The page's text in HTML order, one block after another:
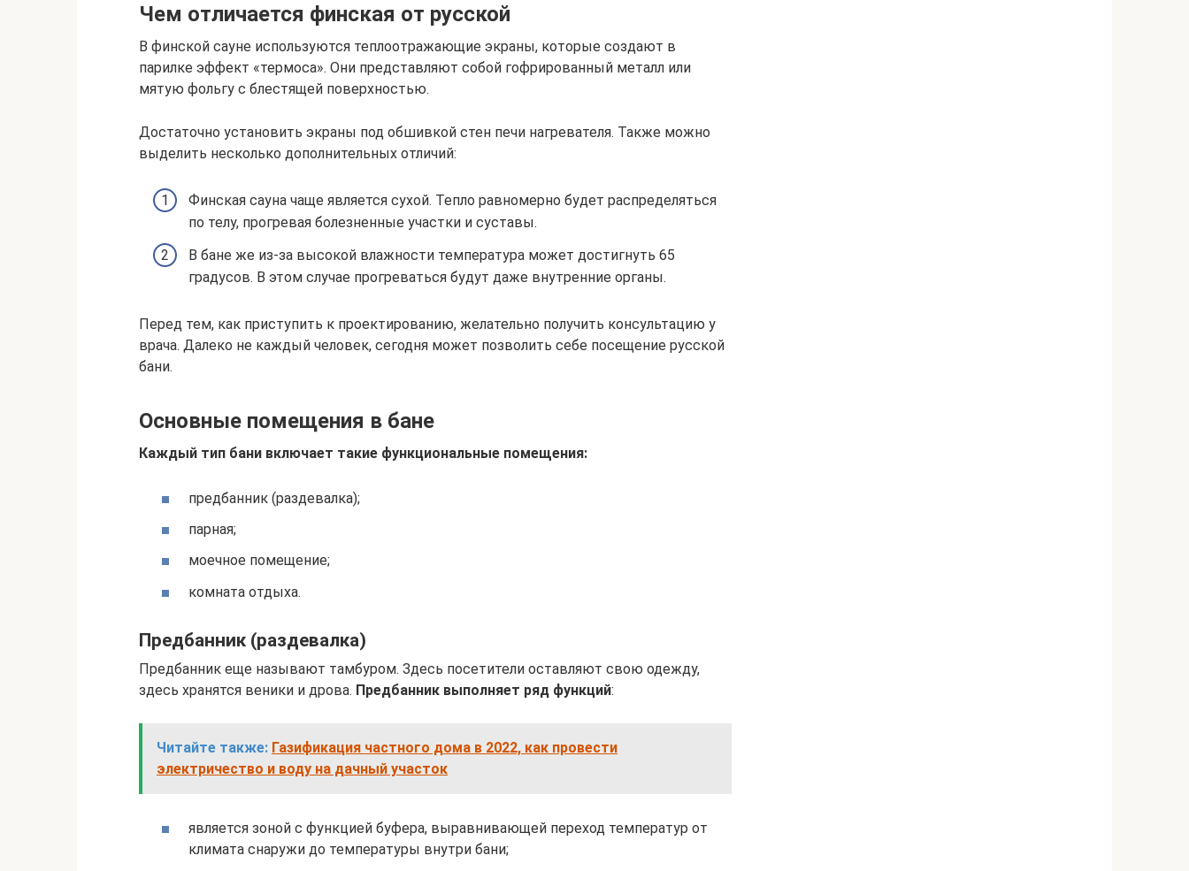
Чем отличается финская от русской
В финской сауне используются теплоотражающие экраны, которые создают в
парилке эффект «термоса». Они представляют собой гофрированный металл или
мятую фольгу с блестящей поверхностью.
Достаточно установить экраны под обшивкой стен печи нагревателя. Также можно
выделить несколько дополнительных отличий:
Финская сауна чаще является сухой. Тепло равномерно будет распределяться
по телу, прогревая болезненные участки и суставы.
В бане же из-за высокой влажности температура может достигнуть 65
градусов. В этом случае прогреваться будут даже внутренние органы.
Перед тем, как приступить к проектированию, желательно получить консультацию у
врача. Далеко не каждый человек, сегодня может позволить себе посещение русской
бани.
Основные помещения в бане
Каждый тип бани включает такие функциональные помещения:
предбанник (раздевалка);
парная;
моечное помещение;
комната отдыха.
Предбанник (раздевалка)
Предбанник еще называют тамбуром. Здесь посетители оставляют свою одежду,
здесь хранятся веники и дрова. Предбанник выполняет ряд функций:
Читайте также: Газификация частного дома в 2022, как провести
электричество и воду на дачный участок
является зоной с функцией буфера, выравнивающей переход температур от
климата снаружи до температуры внутри бани;